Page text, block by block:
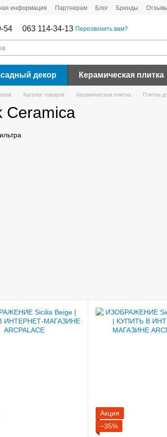
информация Партнерам Блог Бренды
54 063 114-34-13 Перезвонить вам?
декор Керамическая плитка
Каталог товаров Керамическая плитка Плитка
Ceramica
Акция
−35%